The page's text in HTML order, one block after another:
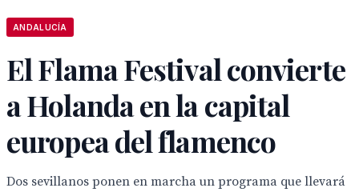
ANDALUCÍA
El Flama Festival convierte
a Holanda en la capital
europea del flamenco
Dos sevillanos ponen en marcha un programa que llevará